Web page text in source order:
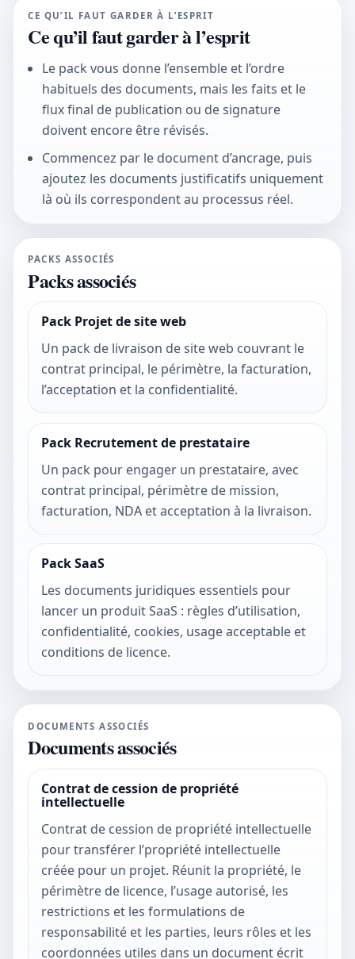
CE QU’IL FAUT GARDER À L’ESPRIT
Ce qu’il faut garder à l’esprit
Le pack vous donne l’ensemble et l’ordre
habituels des documents, mais les faits et le
flux final de publication ou de signature
doivent encore être révisés.
Commencez par le document d’ancrage, puis
ajoutez les documents justificatifs uniquement
là où ils correspondent au processus réel.
PACKS ASSOCIÉS
Packs associés
Pack Projet de site web
Un pack de livraison de site web couvrant le
contrat principal, le périmètre, la facturation,
l’acceptation et la confidentialité.
Pack Recrutement de prestataire
Un pack pour engager un prestataire, avec
contrat principal, périmètre de mission,
facturation, NDA et acceptation à la livraison.
Pack SaaS
Les documents juridiques essentiels pour
lancer un produit SaaS : règles d’utilisation,
confidentialité, cookies, usage acceptable et
conditions de licence.
DOCUMENTS ASSOCIÉS
Documents associés
Contrat de cession de propriété
intellectuelle
Contrat de cession de propriété intellectuelle
pour transférer l’propriété intellectuelle
créée pour un projet. Réunit la propriété, le
périmètre de licence, l’usage autorisé, les
restrictions et les formulations de
responsabilité et les parties, leurs rôles et les
coordonnées utiles dans un document écrit